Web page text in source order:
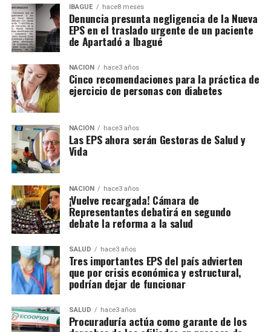
IBAGUÉ hace8 meses
Denuncia presunta negligencia de la Nueva
EPS en el traslado urgente de un paciente
de Apartadó a Ibagué
NACIÓN hace3 años
Cinco recomendaciones para la práctica de
ejercicio de personas con diabetes
NACIÓN hace3 años
Las EPS ahora serán Gestoras de Salud y
Vida
NACIÓN hace3 años
¡Vuelve recargada! Cámara de
Representantes debatirá en segundo
debate la reforma a la salud
SALUD hace3 años
Tres importantes EPS del país advierten
que por crisis económica y estructural,
podrían dejar de funcionar
SALUD hace3 años
Procuraduría actúa como garante de los